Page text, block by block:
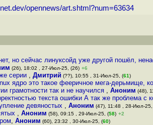
opennews/art.shtml?num=63634
но сейчас линуксойд уже другой пошёл,
(26), 18:02 , 27-Июл-25, (26) +6
серии , Дмитрий (??), 10:55 , 31-Июл-25, (61)
ядро это такое фееричное мега-дерьмище,
грамотности так и не научился , Аноним (48),
текста ошибки А так же проблема с
девяностых , Аноним (47), 11:48 , 28-Июл-25,
, Аноним (58), 09:15 , 29-Июл-25, (58) +2
, Аноним (60), 23:32 , 30-Июл-25, (60)